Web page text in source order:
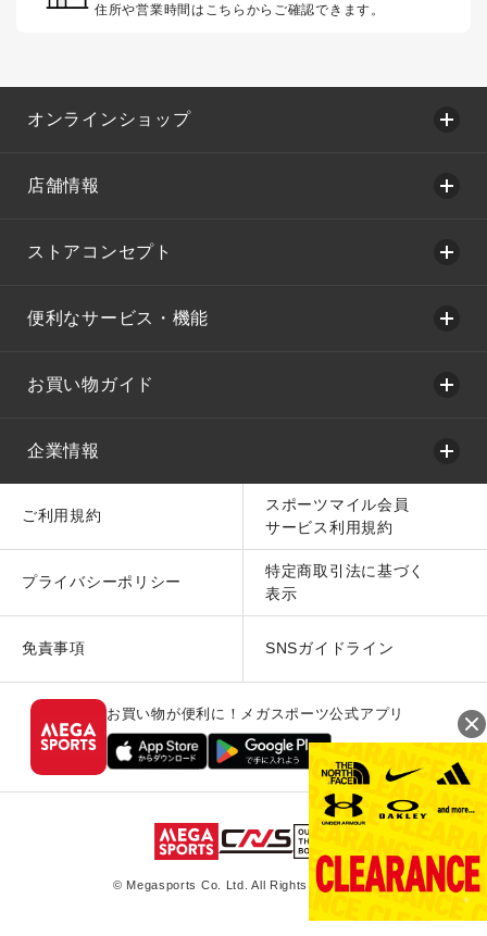
住所や営業時間はこちらからご確認できます。
オンラインショップ
店舗情報
ストアコンセプト
便利なサービス・機能
お買い物ガイド
企業情報
ご利用規約
スポーツマイル会員
サービス利用規約
プライバシーポリシー
特定商取引法に基づく
表示
免責事項 SNSガイドライン
お買い物が便利に！メガスポーツ公式アプリ
© Megasports Co. Ltd. All Rights Reserved.